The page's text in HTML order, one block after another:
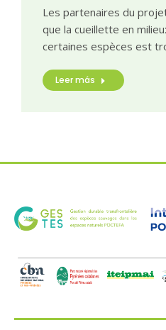
Les partenaires du
que la cueillette en
certaines espèces est
Leer más